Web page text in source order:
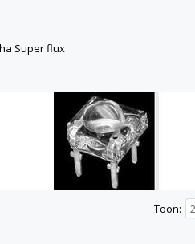
Super flux
Toon: